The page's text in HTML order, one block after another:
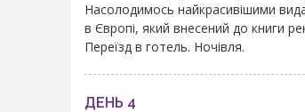
Насолодимось найкрасивішими
в Європі, який внесений до книги
Переїзд в готель. Ночівля.
ДЕНЬ 4